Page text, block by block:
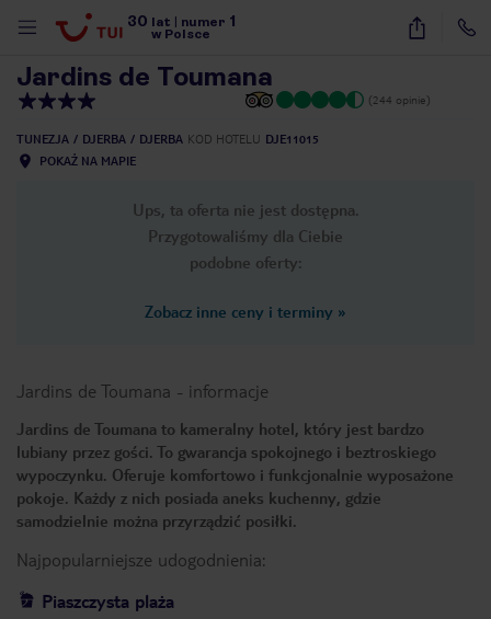
30 lat numer 1
w Polsce
27
Jardins de Toumana
(244 opinie)
TUNEZJA DJERBA DJERBA KOD HOTELU DJE11015
POKAŻ NA MAPIE
Ups, ta oferta nie jest dostępna.
Przygotowaliśmy dla Ciebie
podobne oferty:
Zobacz inne ceny i terminy »
Jardins de Toumana - informacje
Jardins de Toumana to kameralny hotel, który jest bardzo
lubiany przez gości. To gwarancja spokojnego i beztroskiego
wypoczynku. Oferuje komfortowo i funkcjonalnie wyposażone
pokoje. Każdy z nich posiada aneks kuchenny, gdzie
samodzielnie można przyrządzić posiłki.
Najpopularniejsze udogodnienia:
Piaszczysta plaża